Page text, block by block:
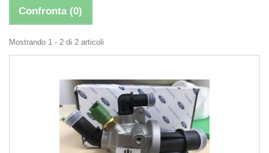
Confronta (0)
Mostrando 1 - 2 di 2 articoli